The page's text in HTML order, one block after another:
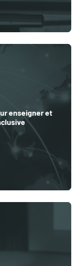
enseigner et